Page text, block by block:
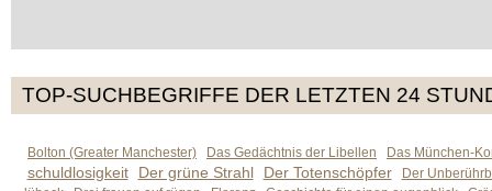
TOP-SUCHBEGRIFFE DER LETZTEN 24
Bolton (Greater Manchester) Das Gedächtnis der Libellen Das München-
schuldlosigkeit Der grüne Strahl Der Totenschöpfer
Der